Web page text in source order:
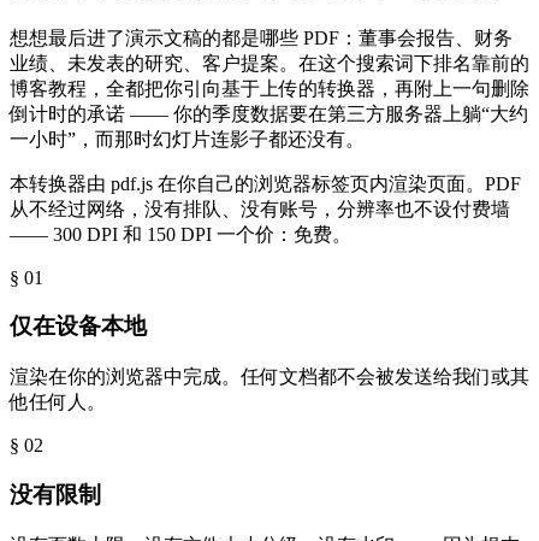
想想最后进了演示文稿的都是哪些 PDF：董事会报告、财务
业绩、未发表的研究、客户提案。在这个搜索词下排名靠前的
博客教程，全都把你引向基于上传的转换器，再附上一句删除
倒计时的承诺 —— 你的季度数据要在第三方服务器上躺“大约
一小时”，而那时幻灯片连影子都还没有。
本转换器由 pdf.js 在你自己的浏览器标签页内渲染页面。PDF
从不经过网络，没有排队、没有账号，分辨率也不设付费墙
—— 300 DPI 和 150 DPI 一个价：免费。
§ 01
仅在设备本地
渲染在你的浏览器中完成。任何文档都不会被发送给我们或其
他任何人。
§ 02
没有限制